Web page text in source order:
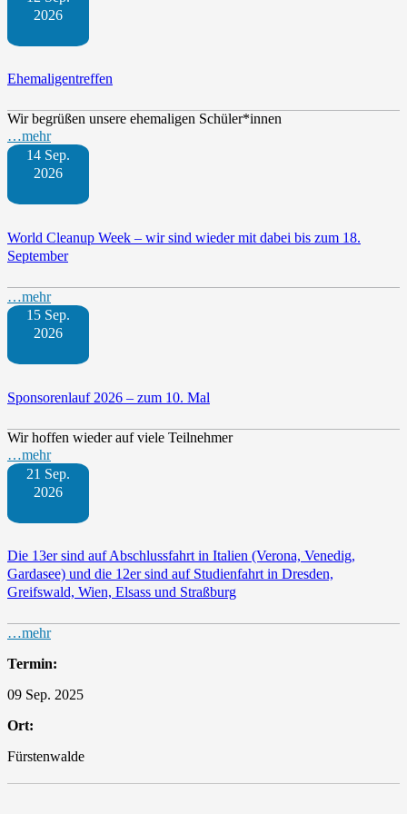
2026
Ehemaligentreffen
Wir begrüßen unsere ehemaligen Schüler*innen
…mehr
14 Sep.
2026
World Cleanup Week – wir sind wieder mit dabei bis zum 18.
September
…mehr
15 Sep.
2026
Sponsorenlauf 2026 – zum 10. Mal
Wir hoffen wieder auf viele Teilnehmer
…mehr
21 Sep.
2026
Die 13er sind auf Abschlussfahrt in Italien (Verona, Venedig,
Gardasee) und die 12er sind auf Studienfahrt in Dresden,
Greifswald, Wien, Elsass und Straßburg
…mehr
Termin:
09 Sep. 2025
Ort:
Fürstenwalde